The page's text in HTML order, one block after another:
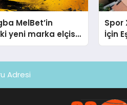
MelBet’in
yeni marka elçisi
Spor
İçin
Adresi